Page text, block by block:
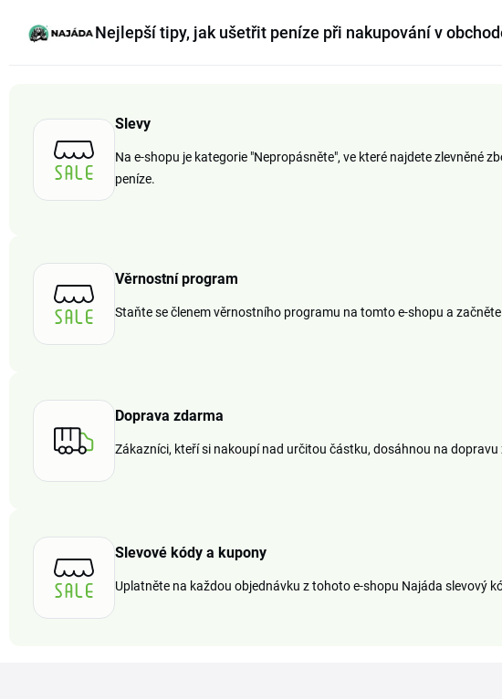
Nejlepší tipy, jak ušetřit peníze při nakupování v
Slevy
Na e-shopu je kategorie "Nepropásněte", ve které najdete zlevněné
peníze.
Věrnostní program
Staňte se členem věrnostního programu na tomto e-shopu a
Doprava zdarma
Zákazníci, kteří si nakoupí nad určitou částku, dosáhnou na
Slevové kódy a kupony
Uplatněte na každou objednávku z tohoto e-shopu Najáda slevový